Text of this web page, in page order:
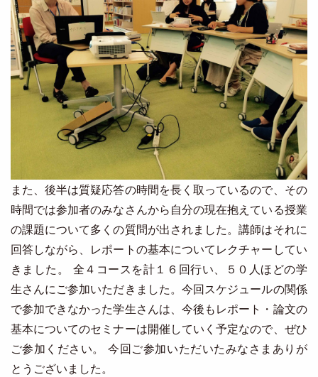
また、後半は質疑応答の時間を長く取っているので、その
時間では参加者のみなさんから自分の現在抱えている授業
の課題について多くの質問が出されました。講師はそれに
回答しながら、レポートの基本についてレクチャーしてい
きました。 全４コースを計１６回行い、５０人ほどの学
生さんにご参加いただきました。今回スケジュールの関係
で参加できなかった学生さんは、今後もレポート・論文の
基本についてのセミナーは開催していく予定なので、ぜひ
ご参加ください。 今回ご参加いただいたみなさまありが
とうございました。